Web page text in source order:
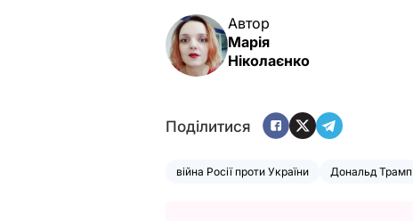
Автор
Марія
Ніколаєнко
Поділитися
війна Росії проти України Дональд Трамп